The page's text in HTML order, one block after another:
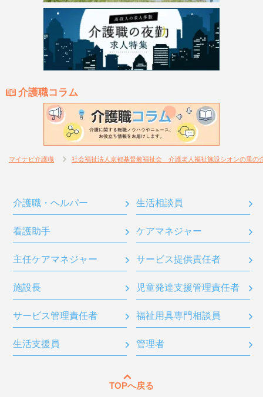
介護職コラム
マイナビ介護職 社会福祉法人京都基督教福祉会 介護老人福祉施設シオンの里の
介護職・ヘルパー 生活相談員
看護助手 ケアマネジャー
主任ケアマネジャー サービス提供責任者
施設長 児童発達支援管理責任者
サービス管理責任者 福祉用具専門相談員
生活支援員 管理者
TOPへ戻る